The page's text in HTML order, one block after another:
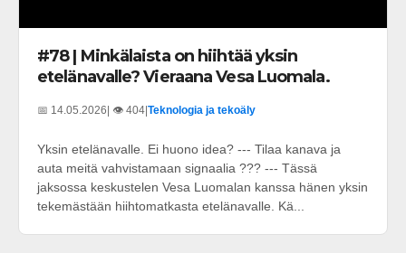
#78 | Minkälaista on hiihtää yksin
etelänavalle? Vieraana Vesa Luomala.
📅 14.05.2026| 👁️ 404|Teknologia ja tekoäly
Yksin etelänavalle. Ei huono idea? --- Tilaa kanava ja
auta meitä vahvistamaan signaalia ??? --- Tässä
jaksossa keskustelen Vesa Luomalan kanssa hänen yksin
tekemästään hiihtomatkasta etelänavalle. Kä...